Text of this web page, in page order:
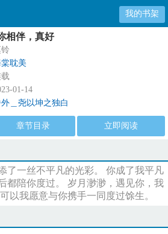
我的书架
相伴，真好
耽美
01-14
＿尧以坤之独白
章节目录 立即阅读
了一丝不平凡的光彩。 你成了我平凡
都陪你度过。 岁月渺渺，遇见你，我
以我愿意与你携手一同度过馀生。